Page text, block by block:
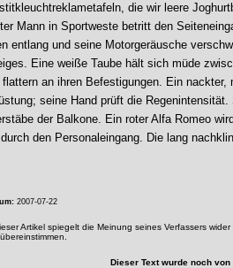
die wir leere
Mann in Sportweste betritt den
entlang und seine Motorgeräusche
Eine weiße Taube hält sich müde
flattern an ihren Befestigungen. Ein nackter,
seine Hand prüft die
der Balkone. Ein roter Alfa Romeo
den Personaleingang. Die lang
2007-07-22
Artikel spiegelt die Meinung seines Verfassers
Dieser Text wurde noch von